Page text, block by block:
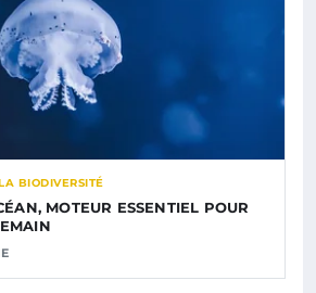
BIODIVERSITÉ
MOTEUR ESSENTIEL POUR